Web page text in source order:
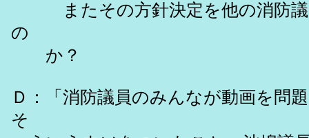
またその方針決定を他の消防議
の
か？
Ｄ：「消防議員のみんなが動画を問
そ